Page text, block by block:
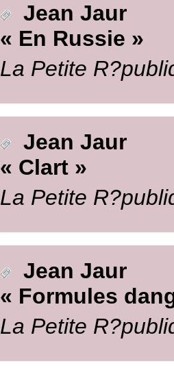
Jean Jaur
« En Russie »
La Petite
Jean Jaur
« Clart »
La Petite
Jean Jaur
« Formules
La Petite